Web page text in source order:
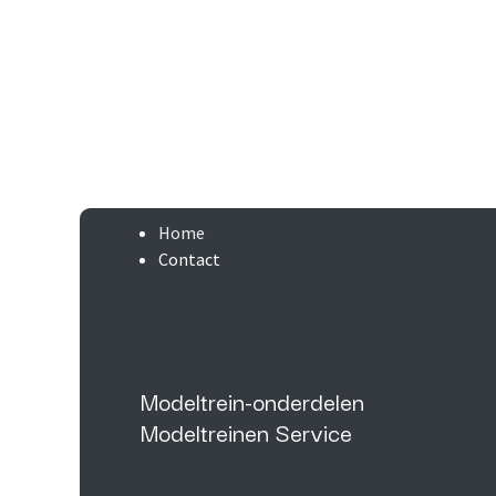
Home
Contact
Modeltrein-onderdelen
Modeltreinen Service